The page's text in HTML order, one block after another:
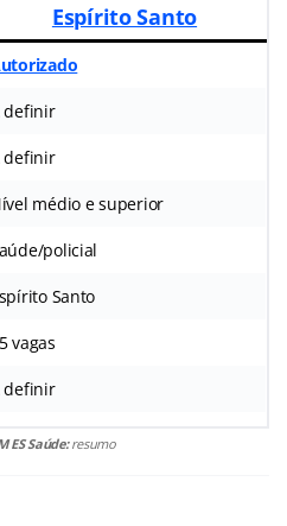
Espírito Santo
definir
definir
médio e superior
policial
Santo
vagas
definir
ES Saúde:resumo